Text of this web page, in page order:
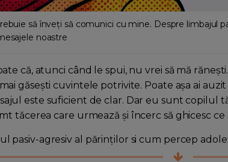
să înveți să comunici cu mine. Despre limbajul
noastre
că, atunci când le spui, nu vrei să mă
găsești cuvintele potrivite. Poate așa ai
este suficient de clar. Dar eu sunt copilul
tăcerea care urmează și încerc să ghicesc ce
pasiv-agresiv al părinților si cum percep